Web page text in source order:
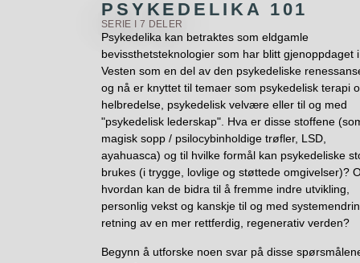
PSYKEDELIKA 101
SERIE I 7 DELER
Psykedelika kan betraktes som eldgamle
bevissthetsteknologier som har blitt gjenoppdaget i
Vesten som en del av den psykedeliske
og nå er knyttet til temaer som psykedelisk terapi
helbredelse, psykedelisk velvære eller til og med
"psykedelisk lederskap". Hva er disse stoffene
magisk sopp / psilocybinholdige trøfler, LSD,
ayahuasca) og til hvilke formål kan psykedeliske
brukes (i trygge, lovlige og støttede omgivelser)?
hvordan kan de bidra til å fremme indre utvikling,
personlig vekst og kanskje til og med
retning av en mer rettferdig, regenerativ verden?
Begynn å utforske noen svar på disse